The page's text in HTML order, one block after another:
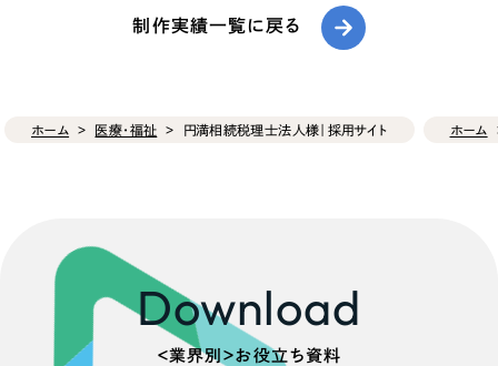
制作実績一覧に戻る
ホーム 医療・福祉 円満相続税理士法人様｜採用サイト ホーム
Download
＜業界別＞お役立ち資料